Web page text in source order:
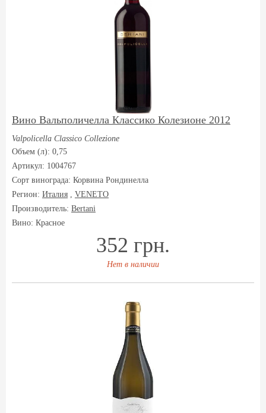
Вино Вальполичелла Классико Колезионе 2012
Valpolicella Classico Collezione
Объем (л): 0,75
Артикул: 1004767
Сорт винограда: Корвина Рондинелла
Регион: Италия , VENETO
Производитель: Bertani
Вино: Красное
352 грн.
Нет в наличии